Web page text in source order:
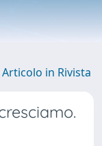
Articolo in Rivista